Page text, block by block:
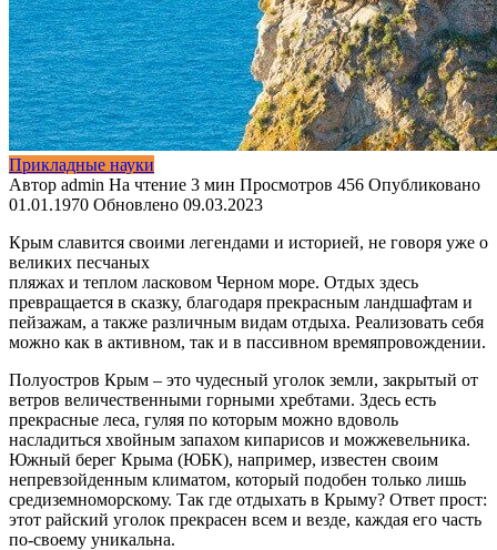
Прикладные науки
Автор admin На чтение 3 мин Просмотров 456 Опубликовано
01.01.1970 Обновлено 09.03.2023
Крым славится своими легендами и историей, не говоря уже о
великих песчаных
пляжах и теплом ласковом Черном море. Отдых здесь
превращается в сказку, благодаря прекрасным ландшафтам и
пейзажам, а также различным видам отдыха. Реализовать себя
можно как в активном, так и в пассивном времяпровождении.
Полуостров Крым – это чудесный уголок земли, закрытый от
ветров величественными горными хребтами. Здесь есть
прекрасные леса, гуляя по которым можно вдоволь
насладиться хвойным запахом кипарисов и можжевельника.
Южный берег Крыма (ЮБК), например, известен своим
непревзойденным климатом, который подобен только лишь
средиземноморскому. Так где отдыхать в Крыму? Ответ прост:
этот райский уголок прекрасен всем и везде, каждая его часть
по-своему уникальна.